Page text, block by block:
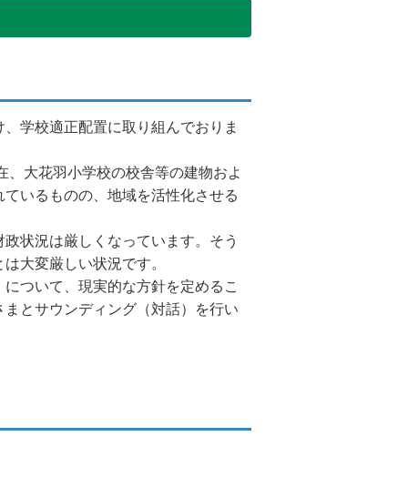
学校適正配置に取り組んでおりま
大花羽小学校の校舎等の建物およ
いるものの、地域を活性化させる
状況は厳しくなっています。そう
大変厳しい状況です。
ついて、現実的な方針を定めるこ
とサウンディング（対話）を行い